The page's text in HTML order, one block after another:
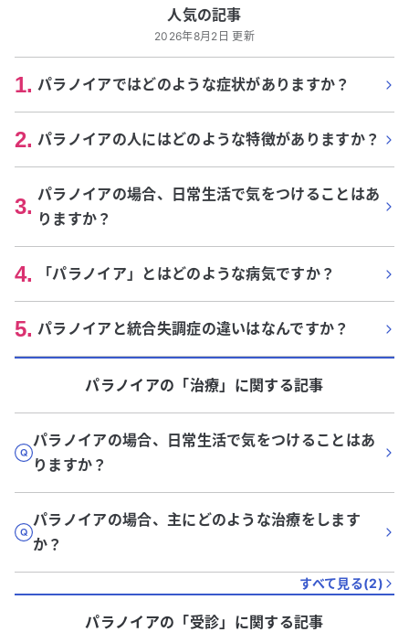
人気の記事
2026年8月2日 更新
1. パラノイアではどのような症状がありますか？
2. パラノイアの人にはどのような特徴がありますか？
3. パラノイアの場合、日常生活で気をつけることはあ
りますか？
4. 「パラノイア」とはどのような病気ですか？
5. パラノイアと統合失調症の違いはなんですか？
パラノイアの「治療」に関する記事
パラノイアの場合、日常生活で気をつけることはあ
りますか？
パラノイアの場合、主にどのような治療をします
か？
すべて見る(2)
パラノイアの「受診」に関する記事